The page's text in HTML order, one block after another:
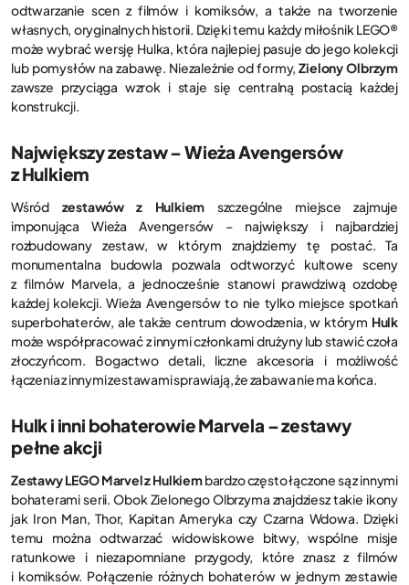
odtwarzanie scen z filmów i komiksów, a także na tworzenie
własnych, oryginalnych historii. Dzięki temu każdy miłośnik LEGO®
może wybrać wersję Hulka, która najlepiej pasuje do jego kolekcji
lub pomysłów na zabawę. Niezależnie od formy,Zielony Olbrzym
zawsze przyciąga wzrok i staje się centralną postacią każdej
konstrukcji.
Największy zestaw – Wieża Avengersów
z Hulkiem
Wśród zestawów z Hulkiem szczególne miejsce zajmuje
imponująca Wieża Avengersów – największy i najbardziej
rozbudowany zestaw, w którym znajdziemy tę postać. Ta
monumentalna budowla pozwala odtworzyć kultowe sceny
z filmów Marvela, a jednocześnie stanowi prawdziwą ozdobę
każdej kolekcji. Wieża Avengersów to nie tylko miejsce spotkań
superbohaterów, ale także centrum dowodzenia, w którym Hulk
może współpracować z innymi członkami drużyny lub stawić czoła
złoczyńcom. Bogactwo detali, liczne akcesoria i możliwość
łączenia z innymi zestawami sprawiają, że zabawa nie ma końca.
Hulk i inni bohaterowie Marvela – zestawy
pełne akcji
Zestawy LEGO Marvel z Hulkiembardzo często łączone są z innymi
bohaterami serii. Obok Zielonego Olbrzyma znajdziesz takie ikony
jak Iron Man, Thor, Kapitan Ameryka czy Czarna Wdowa. Dzięki
temu można odtwarzać widowiskowe bitwy, wspólne misje
ratunkowe i niezapomniane przygody, które znasz z filmów
i komiksów. Połączenie różnych bohaterów w jednym zestawie